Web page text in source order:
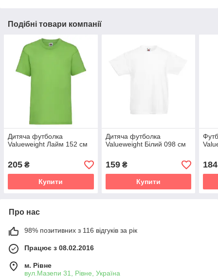
Подібні товари компанії
Дитяча футболка
Valueweight Лайм 152 см
205 ₴
Купити
Дитяча футболка
Valueweight Білий 098 см
159₴
Купити
184
Про нас
98% позитивних з 116 відгуків за рік
Працює з 08.02.2016
м. Рівне
вул.Мазепи 31, Рівне, Україна